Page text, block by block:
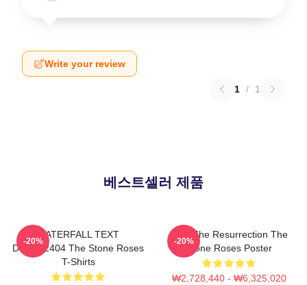
Write your review
1 / 1
베스트셀러 제품
WATERFALL TEXT
DTNK22404 The Stone Roses
T-Shirts
-20%
I Am The Resurrection The
Stone Roses Poster
₩2,728,440 - ₩6,325,020
-20%